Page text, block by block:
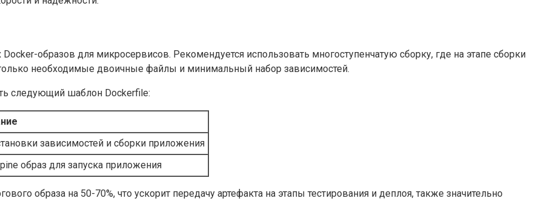
образов для микросервисов. Рекомендуется использовать многоступенчатую сборку, где на этапе сборки
необходимые двоичные файлы и минимальный набор зависимостей.
следующий шаблон Dockerfile:
зависимостей и сборки приложения
образ для запуска приложения
образа на 50-70%, что ускорит передачу артефакта на этапы тестирования и деплоя, также значительно